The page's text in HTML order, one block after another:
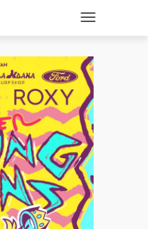
NAVEGACIÓN